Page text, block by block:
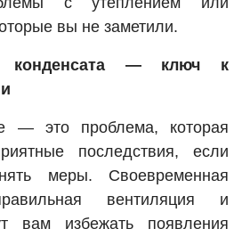
вы не заметили.
конденсата — ключ к
— это проблема, которая
последствия, если
меры. Своевременная
вентиляция и
вам избежать появления